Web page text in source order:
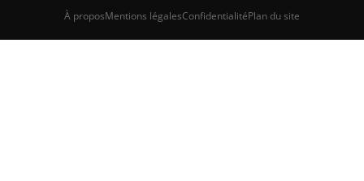
À proposMentions légalesConfidentialitéPlan du site